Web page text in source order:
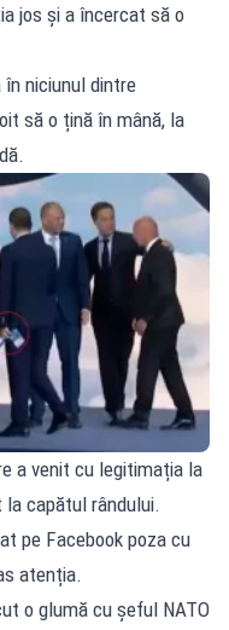
jos și a încercat să o
niciunul dintre
să o țină în mână, la
a venit cu legitimația la
capătul rândului.
pe Facebook poza cu
atenția.
o glumă cu șeful NATO